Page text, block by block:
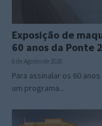
Exposição de
60 anos da Ponte
6 de Agosto de 2026
Para assinalar os 60
um programa...